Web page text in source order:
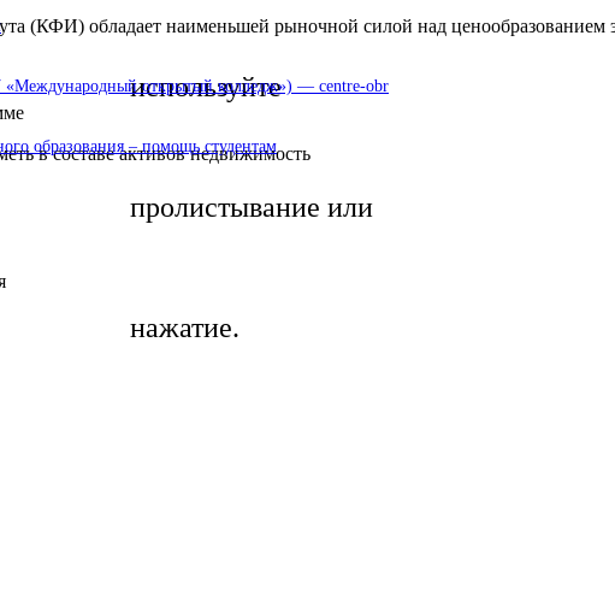
используйте
пролистывание или
нажатие.
открытый колледж») — centre-obr
образования – помощь студентам
(КФИ) обладает наименьшей рыночной силой над ценообразованием
в составе активов недвижимость